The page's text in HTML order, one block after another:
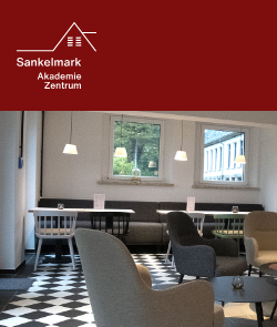
Zum Inhalt springen
Zur Fußzeile springen